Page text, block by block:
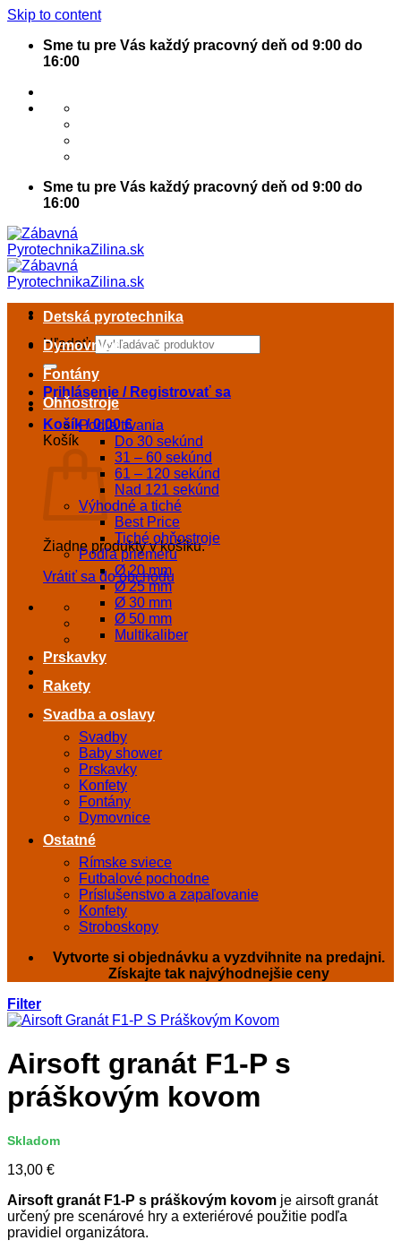
Skip to content
Sme tu pre Vás každý pracovný deň od 9:00 do
16:00
Sme tu pre Vás každý pracovný deň od 9:00 do
16:00
Hľadať:
Prihlásenie / Registrovať sa
Košík /0,00€
Košík
Žiadne produkty v košíku.
Vrátiť sa do obchodu
Detská pyrotechnika
Dymovnice
Fontány
Ohňostroje
Podľa trvania
Do 30 sekúnd
31 – 60 sekúnd
61 – 120 sekúnd
Nad 121 sekúnd
Výhodné a tiché
Best Price
Tiché ohňostroje
Podľa priemeru
Ø 20 mm
Ø 25 mm
Ø 30 mm
Ø 50 mm
Multikaliber
Prskavky
Rakety
Svadba a oslavy
Svadby
Baby shower
Prskavky
Konfety
Fontány
Dymovnice
Ostatné
Rímske sviece
Futbalové pochodne
Príslušenstvo a zapaľovanie
Konfety
Stroboskopy
Vytvorte si objednávku a vyzdvihnite na predajni.
Získajte tak najvýhodnejšie ceny
Filter
Airsoft granát F1-P s
práškovým kovom
Skladom
13,00 €
Airsoft granát F1-P s práškovým kovom je airsoft granát
určený pre scenárové hry a exteriérové použitie podľa
pravidiel organizátora.